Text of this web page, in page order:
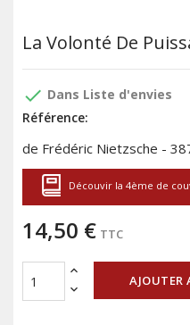
La Volonté De
done Dans Liste d'envies
Référence:
de Frédéric Nietzsche -
Découvir la 4ème de
14,50 € TTC
AJOUTER